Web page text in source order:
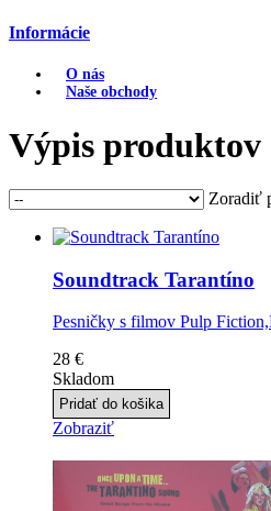
Informácie
O nás
Naše obchody
Výpis produktov
Zoradiť
Soundtrack Tarantíno
Pesničky s filmov Pulp
28 €
Skladom
Zobraziť